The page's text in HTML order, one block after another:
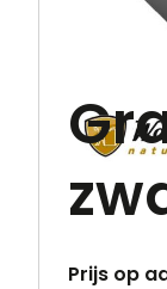
Prijs op